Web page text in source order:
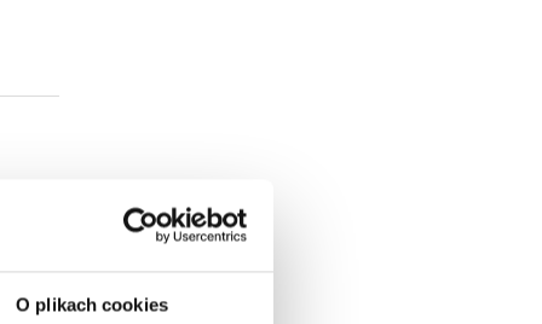
O plikach cookies